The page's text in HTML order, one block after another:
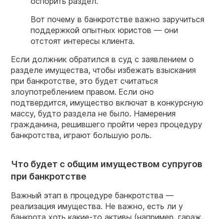
Вот почему в банкротстве важно заручиться
поддержкой опытных юристов — они
отстоят интересы клиента.
Если должник обратился в суд с заявлением о
разделе имущества, чтобы избежать взыскания
при банкротстве, это будет считаться
злоупотреблением правом. Если оно
подтвердится, имущество включат в конкурсную
массу, будто раздела не было. Намерения
гражданина, решившего пройти через процедуру
банкротства, играют большую роль.
Что будет с общим имуществом супругов
при банкротстве
Важный этап в процедуре банкротства —
реализация имущества. Не важно, есть ли у